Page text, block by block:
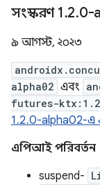
সংস্করণ 1.2.0-
৯ আগস্ট, ২০২৩
alpha02 এবং
futures-
1.2.0-alpha02-এ
এপিআই পরিবর্তন
suspend-